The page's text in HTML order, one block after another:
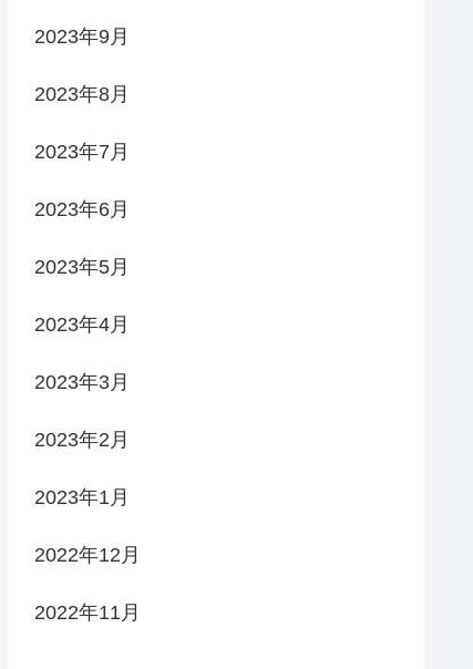
2023年9月
2023年8月
2023年7月
2023年6月
2023年5月
2023年4月
2023年3月
2023年2月
2023年1月
2022年12月
2022年11月